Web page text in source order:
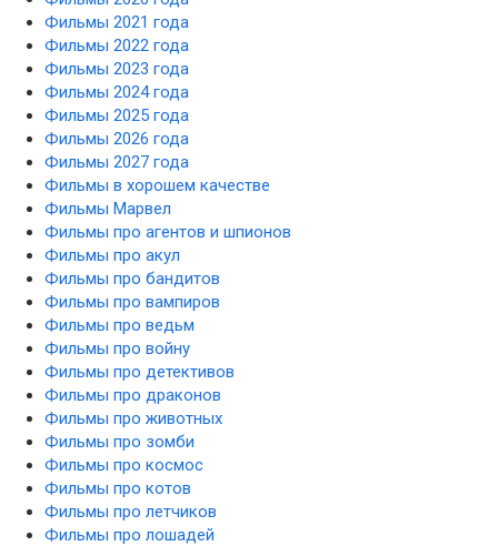
Фильмы 2021 года
Фильмы 2022 года
Фильмы 2023 года
Фильмы 2024 года
Фильмы 2025 года
Фильмы 2026 года
Фильмы 2027 года
Фильмы в хорошем качестве
Фильмы Марвел
Фильмы про агентов и шпионов
Фильмы про акул
Фильмы про бандитов
Фильмы про вампиров
Фильмы про ведьм
Фильмы про войну
Фильмы про детективов
Фильмы про драконов
Фильмы про животных
Фильмы про зомби
Фильмы про космос
Фильмы про котов
Фильмы про летчиков
Фильмы про лошадей